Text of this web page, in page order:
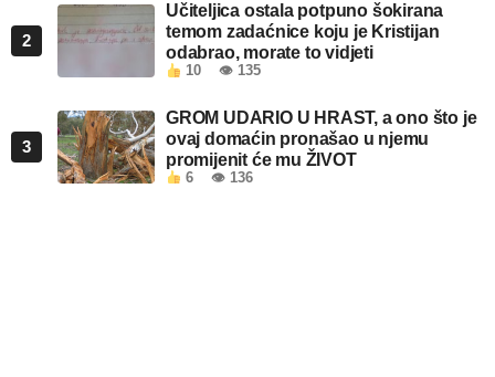
2
Učiteljica ostala potpuno šokirana
temom zadaćnice koju je Kristijan
odabrao, morate to vidjeti
10 👁 135
3
GROM UDARIO U HRAST, a ono što je
ovaj domaćin pronašao u njemu
promijenit će mu ŽIVOT
6 👁 136